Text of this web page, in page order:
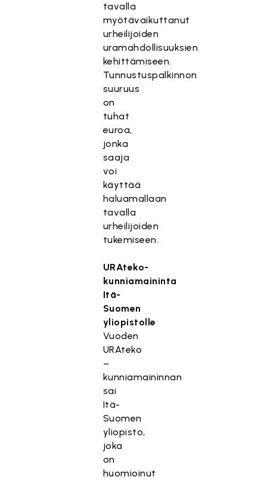
tavalla
myötävaikuttanut
urheilijoiden
uramahdollisuuksien
kehittämiseen.
Tunnustuspalkinnon
suuruus
on
tuhat
euroa,
jonka
saaja
voi
käyttää
haluamallaan
tavalla
urheilijoiden
tukemiseen.
URAteko-
kunniamaininta
Itä-
Suomen
yliopistolle
Vuoden
URAteko
–
kunniamaininnan
sai
Itä-
Suomen
yliopisto,
joka
on
huomioinut